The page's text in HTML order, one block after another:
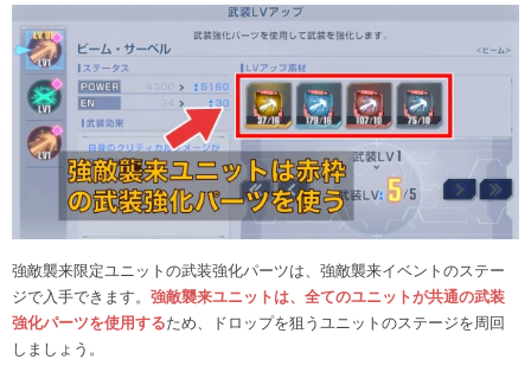
強敵襲来限定ユニットの武装強化パーツは、強敵襲来イベントのステー
ジで入手できます。 強敵襲来ユニットは、全てのユニットが共通の武装
強化パーツを使用するため、ドロップを狙うユニットのステージを周回
しましょう。